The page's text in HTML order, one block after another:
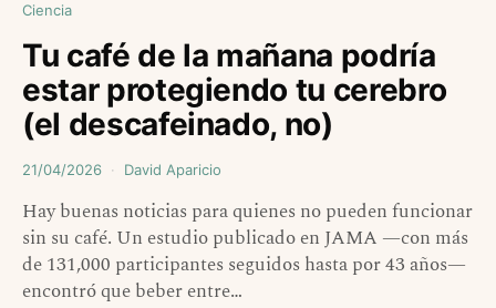
Ciencia
Tu café de la mañana podría
estar protegiendo tu cerebro
(el descafeinado, no)
21/04/2026 David Aparicio
Hay buenas noticias para quienes no pueden funcionar
sin su café. Un estudio publicado en JAMA —con más
de 131,000 participantes seguidos hasta por 43 años—
encontró que beber entre…